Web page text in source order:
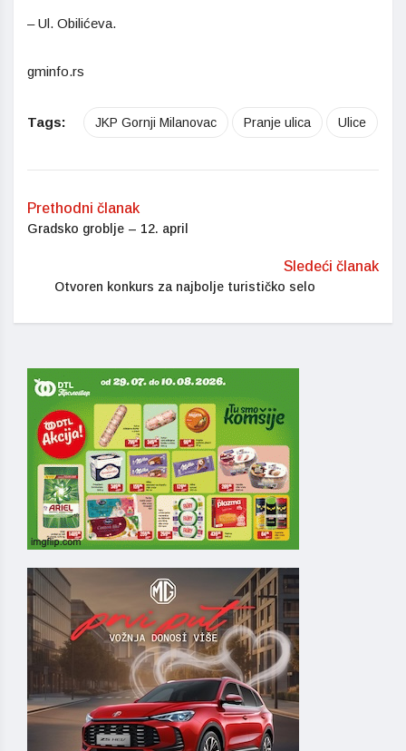
– Ul. Obilićeva.
gminfo.rs
Tags: JKP Gornji Milanovac Pranje ulica Ulice
Prethodni članak
Gradsko groblje – 12. april
Sledeći članak
Otvoren konkurs za najbolje turističko selo